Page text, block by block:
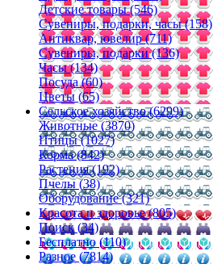
Детские товары (546)
Сувениры, подарки, часы (158)
Антиквар, ювелир (711)
Сувениры, подарки (136)
Часы (134)
Посуда (60)
Цветы (65)
Сельское хозяйство (6299)
Животные (3870)
Птицы (1027)
Корма (842)
Растения (192)
Пчелы (38)
Оборудование (321)
Красота и здоровье (805)
Поиск (34)
Бесплатно (110)
Разное (7814)